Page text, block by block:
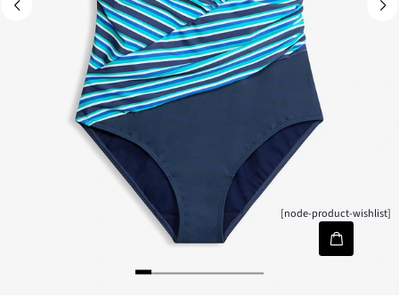
[node-product-wishlist]